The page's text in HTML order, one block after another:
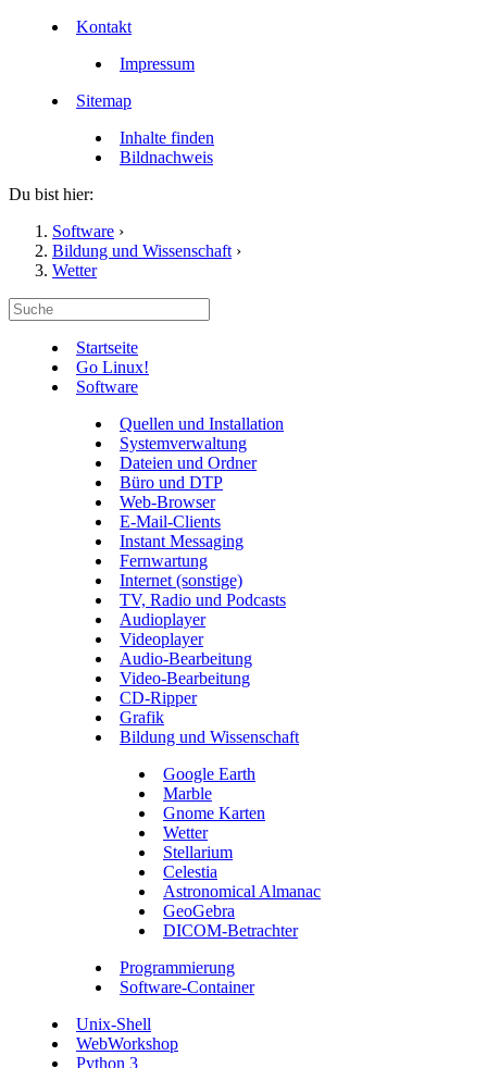
Kontakt
Impressum
Sitemap
Inhalte finden
Bildnachweis
Du bist hier:
Software ›
Bildung und Wissenschaft ›
Wetter
Startseite
Go Linux!
Software
Quellen und Installation
Systemverwaltung
Dateien und Ordner
Büro und DTP
Web-Browser
E-Mail-Clients
Instant Messaging
Fernwartung
Internet (sonstige)
TV, Radio und Podcasts
Audioplayer
Videoplayer
Audio-Bearbeitung
Video-Bearbeitung
CD-Ripper
Grafik
Bildung und Wissenschaft
Google Earth
Marble
Gnome Karten
Wetter
Stellarium
Celestia
Astronomical Almanac
GeoGebra
DICOM-Betrachter
Programmierung
Software-Container
Unix-Shell
WebWorkshop
Python 3